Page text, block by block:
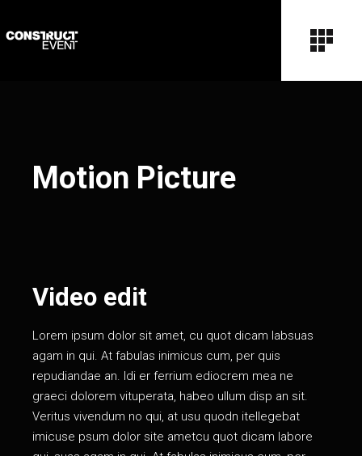
Motion Picture
Video edit
Lorem ipsum dolor sit amet, cu quot dicam labsuas
agam in qui. At fabulas inimicus cum, per quis
repudiandae an. Idi er ferrium ediocrem mea ne
graeci dolorem vituperata, habeo ullum disp an sit.
Veritus vivendum no qui, at usu quodn itellegebat
imicuse psum dolor site ametcu quot dicam labore